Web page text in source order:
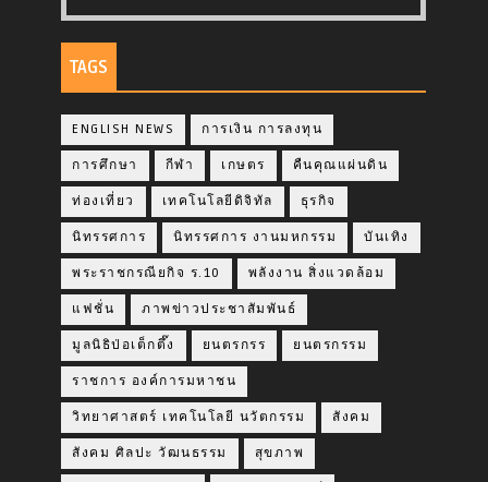
TAGS
ENGLISH NEWS การเงิน การลงทุน
การศึกษา กีฬา เกษตร คืนคุณแผ่นดิน
ท่องเที่ยว เทคโนโลยีดิจิทัล ธุรกิจ
นิทรรศการ นิทรรศการ งานมหกรรม บันเทิง
พระราชกรณียกิจ ร.10 พลังงาน สิ่งแวดล้อม
แฟชั่น ภาพข่าวประชาสัมพันธ์
มูลนิธิป่อเต็กตึ๊ง ยนตรกรร ยนตรกรรม
ราชการ องค์การมหาชน
วิทยาศาสตร์ เทคโนโลยี นวัตกรรม สังคม
สังคม ศิลปะ วัฒนธรรม สุขภาพ